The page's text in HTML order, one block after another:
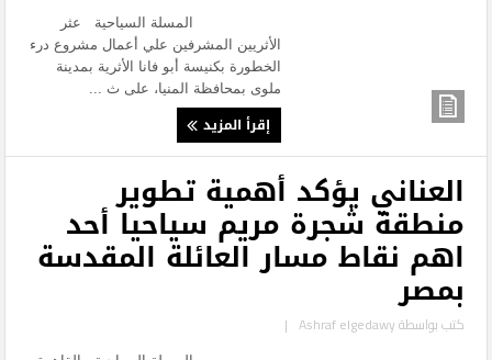
المسلة السياحية عثر
الأثريين المشرفين علي أعمال مشروع درء
الخطورة بكنيسة أبو فانا الأثرية بمدينة
ملوى بمحافظة المنيا، على ث ...
إقرأ المزيد
العناني يؤكد أهمية تطوير
منطقة شجرة مريم سياحيا أحد
اهم نقاط مسار العائلة المقدسة
بمصر
كتب بواسطةAshraf elgedawy
|